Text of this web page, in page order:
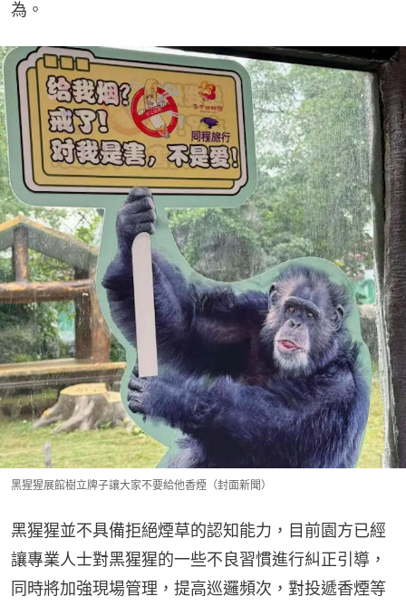
為。
黑猩猩展館樹立牌子讓大家不要給他香煙（封面新聞）
黑猩猩並不具備拒絕煙草的認知能力，目前園方已經
讓專業人士對黑猩猩的一些不良習慣進行糾正引導，
同時將加強現場管理，提高巡邏頻次，對投遞香煙等